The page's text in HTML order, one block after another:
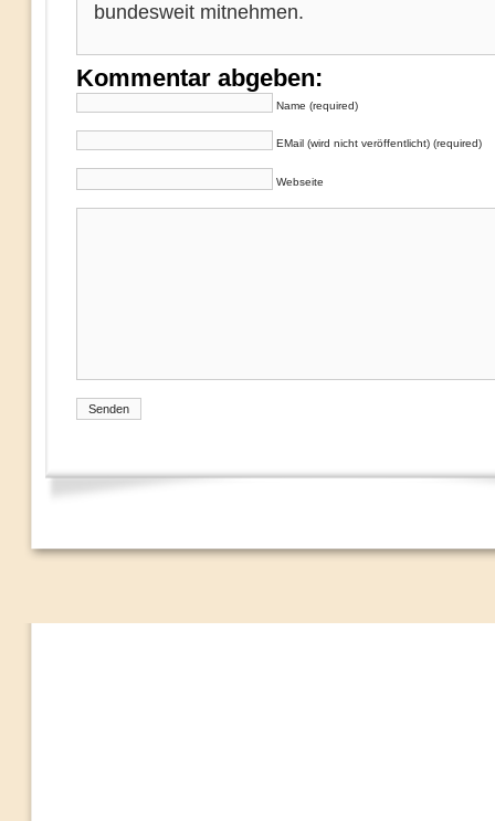
bundesweit mitnehmen.
Kommentar abgeben:
Name (required)
EMail (wird nicht veröffentlicht) (required)
Webseite